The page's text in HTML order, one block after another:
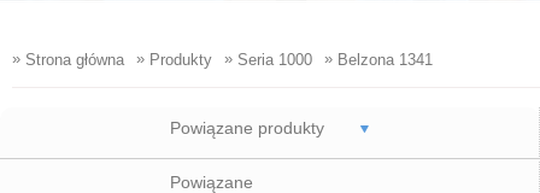
» Strona główna » Produkty » Seria 1000 » Belzona 1341
Powiązane produkty
Powiązane